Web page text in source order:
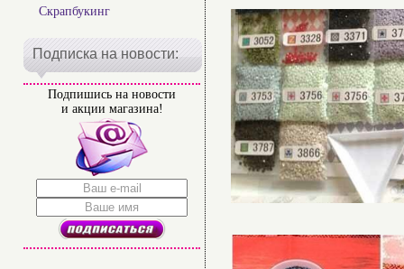
Скрапбукинг
Подписка на новости:
Подпишись на новости
и акции магазина!